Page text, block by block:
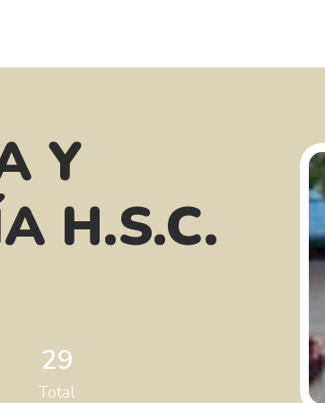
Y
H.S.C.
29
Total